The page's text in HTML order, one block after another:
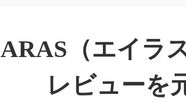
ARAS（エイラ
レビューを